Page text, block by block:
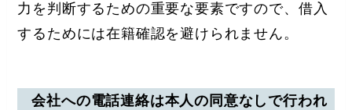
力を判断するための重要な要素ですので、借入
するためには在籍確認を避けられません。
会社への電話連絡は本人の同意なしで行われ